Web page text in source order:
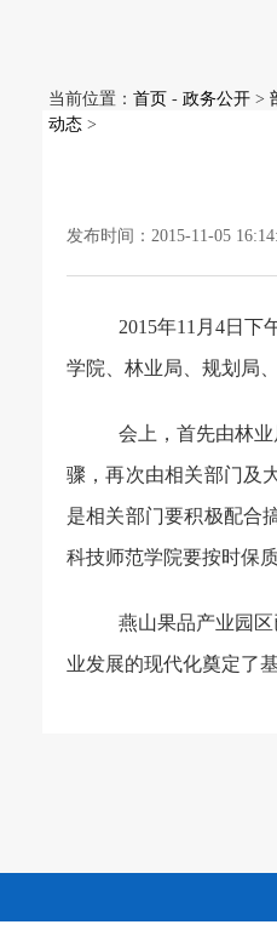
当前位置： 首页 - 政务公开 >
动态 >
发布时间：2015-11-05
2015年11月4日
学院、林业局、规划局
会上，首先由林
骤，再次由相关部门及
是相关部门要积极配合
科技师范学院要按时保
燕山果品产业园
业发展的现代化奠定了基